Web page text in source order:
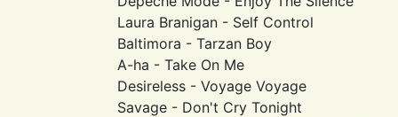
Laura Branigan - Self Control
Baltimora - Tarzan Boy
A-ha - Take On Me
Desireless - Voyage Voyage
Savage - Don't Cry Tonight